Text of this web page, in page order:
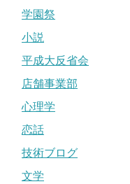
学園祭
小説
平成大反省会
店舗事業部
心理学
恋話
技術ブログ
文学